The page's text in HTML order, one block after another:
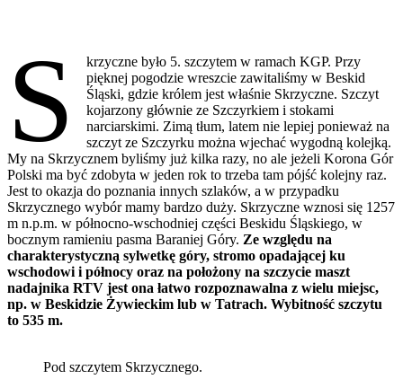
S
krzyczne było 5. szczytem w ramach KGP. Przy
pięknej pogodzie wreszcie zawitaliśmy w Beskid
Śląski, gdzie królem jest właśnie Skrzyczne. Szczyt
kojarzony głównie ze Szczyrkiem i stokami
narciarskimi. Zimą tłum, latem nie lepiej ponieważ na
szczyt ze Szczyrku można wjechać wygodną kolejką.
My na Skrzycznem byliśmy już kilka razy, no ale jeżeli Korona Gór
Polski ma być zdobyta w jeden rok to trzeba tam pójść kolejny raz.
Jest to okazja do poznania innych szlaków, a w przypadku
Skrzycznego wybór mamy bardzo duży. Skrzyczne wznosi się 1257
m n.p.m. w północno-wschodniej części Beskidu Śląskiego, w
bocznym ramieniu pasma Baraniej Góry. Ze względu na
charakterystyczną sylwetkę góry, stromo opadającej ku
wschodowi i północy oraz na położony na szczycie maszt
nadajnika RTV jest ona łatwo rozpoznawalna z wielu miejsc,
np. w Beskidzie Żywieckim lub w Tatrach. Wybitność szczytu
to 535 m.
Pod szczytem Skrzycznego.